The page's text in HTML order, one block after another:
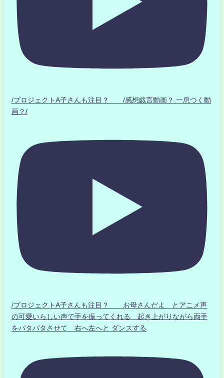
/プロジェクトA子さんも注目？ /感想戯言動画？.一息つく動
画？/
/プロジェクトA子さんも注目？ お母さんだよ とアニメ声
の可愛いらしい声で手を振ってくれる 起き上がりながら両手
をパタパタさせて 右へ左へと ダンスする